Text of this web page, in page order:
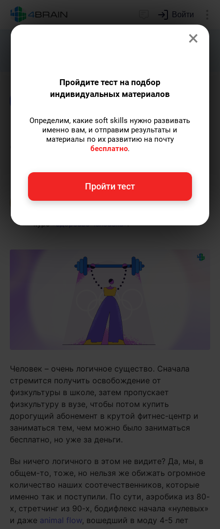
Войти
Подарим индивидуальный план
Дети и родители
Как начать заниматься
спортом?
Ольга Обломова
— автор статей и курсов
4brain, писатель, автор художественной
прозы.Пишу статьи по теме«Дети и
курс«Здоровье человека».
Человек – очень логичное существо. Сначала
стремится получить освобождение от
физкультуры в школе, затем пропускает
физкультуру в вузе, чтобы потом купить
дорогущий абонемент в крутой фитнес-центр и
заниматься тем, чем можно было заниматься
бесплатно, но уже за деньги.
Вы ничего логичного в этом не видите? Да, мы, в
общем-то, тоже, но нельзя же обижать огромное
количество наших соотечественников, которые
именно так и поступили. По сути, аэробика из 80-
х, стретчинг из 90-х, бодифлекс начала «нулевых»
и даже animal flow, вошедший в моду 4-5 лет
×
Пройдите тест на подбор
индивидуальных материалов
Определим, какие soft skills нужно развивать
именно вам, и отправим результаты и
материалы по их развитию на почту
бесплатно.
Пройти тест